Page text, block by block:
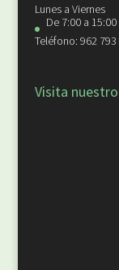
Lunes a Viernes
De 7:00 a
Teléfono: 962
Visita